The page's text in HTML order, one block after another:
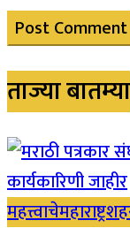
ताज्या बातम्या
महत्त्वाचेमहाराष्ट्र